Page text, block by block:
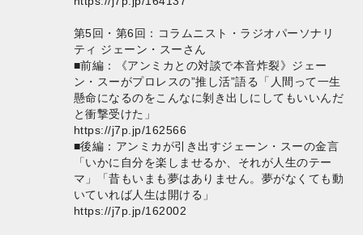
第5回・第6回：コラムニスト・ラジオパーソナリ
ティ ジェーン・スーさん
■前編：《アンミカとの対談で本音炸裂》ジェー
ン・スーがプロレスの”推し活”語る「人間って一生
懸命になるのをこんなに剝き出しにしてもいいんだ
と衝撃受けた」
https://j7p.jp/162566
■後編：アンミカが引き出すジェーン・スーの金言
「いかに自分を楽しませるか、それが人生のテー
マ」「昔もいまも夢はありません。夢がなくても動
いていれば人生は開ける」
https://j7p.jp/162002